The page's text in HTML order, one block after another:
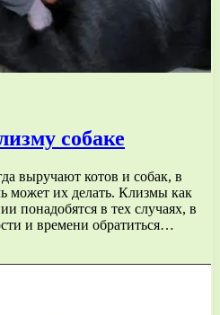
собаке
выручают котов и собак, в
может их делать. Клизмы как
понадобятся в тех случаях, в
и времени обратиться…